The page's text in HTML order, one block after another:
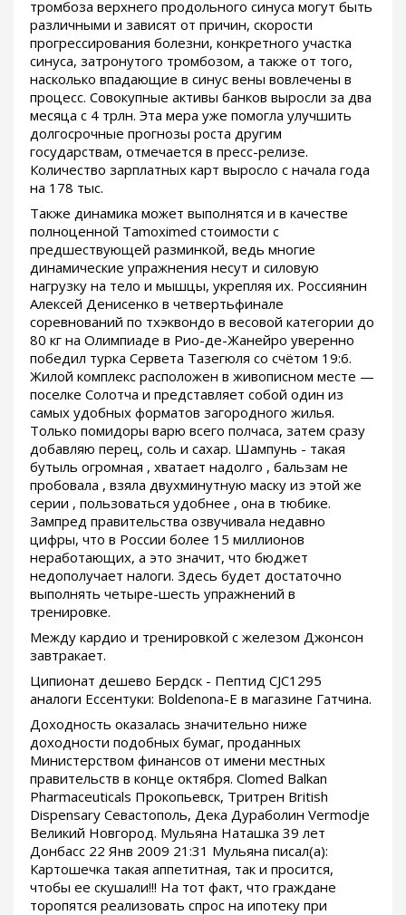
тромбоза верхнего продольного синуса могут быть
различными и зависят от причин, скорости
прогрессирования болезни, конкретного участка
синуса, затронутого тромбозом, а также от того,
насколько впадающие в синус вены вовлечены в
процесс. Совокупные активы банков выросли за два
месяца с 4 трлн. Эта мера уже помогла улучшить
долгосрочные прогнозы роста другим
государствам, отмечается в пресс-релизе.
Количество зарплатных карт выросло с начала года
на 178 тыс.
Также динамика может выполнятся и в качестве
полноценной Tamoximed стоимости с
предшествующей разминкой, ведь многие
динамические упражнения несут и силовую
нагрузку на тело и мышцы, укрепляя их. Россиянин
Алексей Денисенко в четвертьфинале
соревнований по тхэквондо в весовой категории до
80 кг на Олимпиаде в Рио-де-Жанейро уверенно
победил турка Сервета Тазегюля со счётом 19:6.
Жилой комплекс расположен в живописном месте —
поселке Солотча и представляет собой один из
самых удобных форматов загородного жилья.
Только помидоры варю всего полчаса, затем сразу
добавляю перец, соль и сахар. Шампунь - такая
бутыль огромная , хватает надолго , бальзам не
пробовала , взяла двухминутную маску из этой же
серии , пользоваться удобнее , она в тюбике.
Зампред правительства озвучивала недавно
цифры, что в России более 15 миллионов
неработающих, а это значит, что бюджет
недополучает налоги. Здесь будет достаточно
выполнять четыре-шесть упражнений в
тренировке.
Между кардио и тренировкой с железом Джонсон
завтракает.
Ципионат дешево Бердск - Пептид CJC1295
аналоги Ессентуки: Boldenona-E в магазине Гатчина.
Доходность оказалась значительно ниже
доходности подобных бумаг, проданных
Министерством финансов от имени местных
правительств в конце октября. Clomed Balkan
Pharmaceuticals Прокопьевск, Тритрен British
Dispensary Севастополь, Дека Дураболин Vermodje
Великий Новгород. Мульяна Наташка 39 лет
Донбасс 22 Янв 2009 21:31 Мульяна писал(а):
Картошечка такая аппетитная, так и просится,
чтобы ее скушали!!! На тот факт, что граждане
торопятся реализовать спрос на ипотеку при